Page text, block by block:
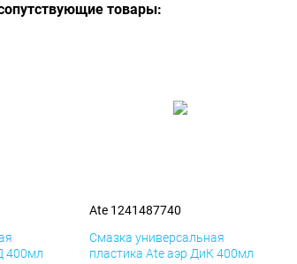
товары:
400мл
Ate 1241487740
Смазка универсальная
пластика Ate аэр ДиК 400мл